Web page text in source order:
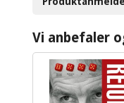
Vi anbefaler